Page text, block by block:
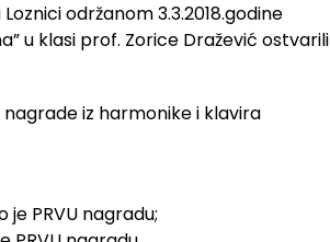
održanom 3.3.2018.godine
u klasi prof. Zorice Dražević ostvarili
PRVU nagradu;